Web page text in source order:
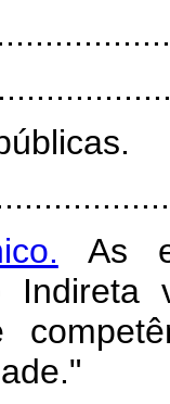
As
Indireta